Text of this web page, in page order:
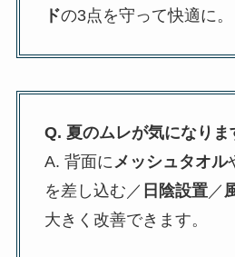
ドの3点を守って快適に。
Q. 夏のムレが気になりま
A. 背面にメッシュタオル
を差し込む／ 日陰設置／
大きく改善できます。